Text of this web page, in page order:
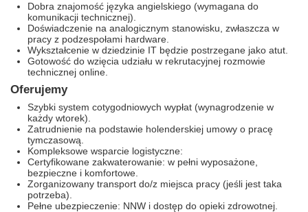
Dobra znajomość języka angielskiego (wymagana do
komunikacji technicznej).
Doświadczenie na analogicznym stanowisku, zwłaszcza w
pracy z podzespołami hardware.
Wykształcenie w dziedzinie IT będzie postrzegane jako atut.
Gotowość do wzięcia udziału w rekrutacyjnej rozmowie
technicznej online.
Oferujemy
Szybki system cotygodniowych wypłat (wynagrodzenie w
każdy wtorek).
Zatrudnienie na podstawie holenderskiej umowy o pracę
tymczasową.
Kompleksowe wsparcie logistyczne:
Certyfikowane zakwaterowanie: w pełni wyposażone,
bezpieczne i komfortowe.
Zorganizowany transport do/z miejsca pracy (jeśli jest taka
potrzeba).
Pełne ubezpieczenie: NNW i dostęp do opieki zdrowotnej.